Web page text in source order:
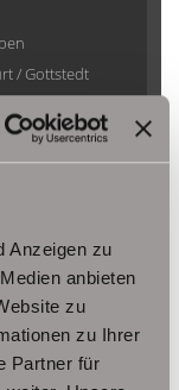
Anzeigen zu
anbieten
zu
zu Ihrer
Partner für
/ Gottstedt
Gotha